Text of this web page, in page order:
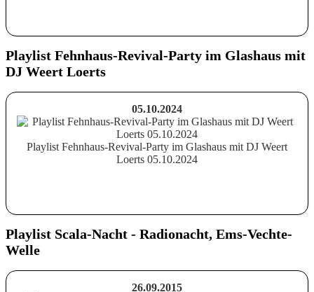
Playlist Fehnhaus-Revival-Party im Glashaus mit
DJ Weert Loerts
05.10.2024
Playlist Fehnhaus-Revival-Party im Glashaus mit DJ Weert
Loerts 05.10.2024
Playlist Scala-Nacht - Radionacht, Ems-Vechte-
Welle
26.09.2015